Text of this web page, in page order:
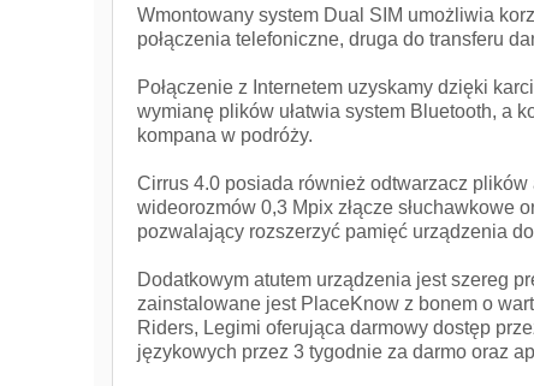
Wmontowany system Dual SIM umożliwia
połączenia telefoniczne, druga do transferu
Połączenie z Internetem uzyskamy dzięki
wymianę plików ułatwia system Bluetooth, a
kompana w podróży.
Cirrus 4.0 posiada również odtwarzacz
wideorozmów 0,3 Mpix złącze słuchawkowe
pozwalający rozszerzyć pamięć urządzenia
Dodatkowym atutem urządzenia jest szereg
zainstalowane jest PlaceKnow z bonem o
Riders, Legimi oferująca darmowy dostęp
językowych przez 3 tygodnie za darmo oraz